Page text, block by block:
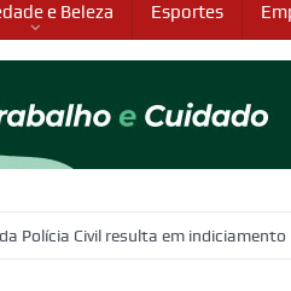
e Beleza Esportes
resulta em indiciamento por